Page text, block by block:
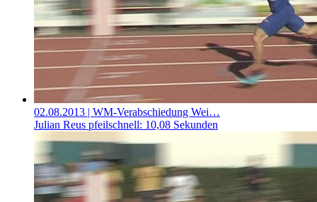
02.08.2013 | WM-Verabschiedung Wei…
Julian Reus pfeilschnell: 10,08 Sekunden